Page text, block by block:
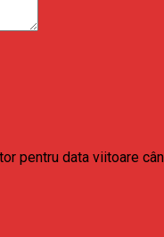
pentru data viitoare